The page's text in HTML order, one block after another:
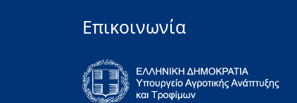
Επικοινωνία